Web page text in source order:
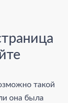
такой
она была